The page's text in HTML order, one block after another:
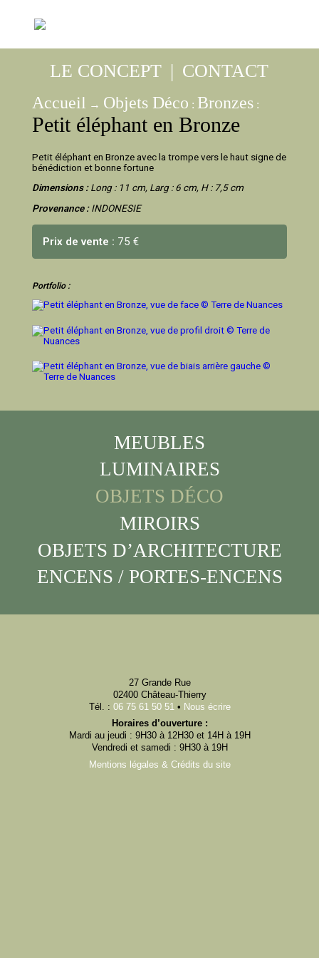
LE CONCEPT | CONTACT
Accueil → Objets Déco : Bronzes:
Petit éléphant en Bronze
Petit éléphant en Bronze avec la trompe vers le haut signe de
bénédiction et bonne fortune
Dimensions :Long : 11 cm, Larg : 6 cm, H : 7,5 cm
Provenance :INDONESIE
Prix de vente : 75 €
Portfolio :
MEUBLES
LUMINAIRES
OBJETS DÉCO
MIROIRS
OBJETS D’ARCHITECTURE
ENCENS / PORTES-ENCENS
27 Grande Rue
02400 Château-Thierry
Tél. : 06 75 61 50 51 • Nous écrire
Horaires d’ouverture :
Mardi au jeudi : 9H30 à 12H30 et 14H à 19H
Vendredi et samedi : 9H30 à 19H
Mentions légales & Crédits du site